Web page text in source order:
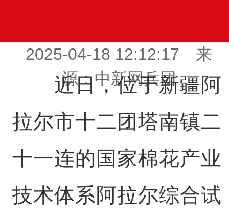
2025-04-18 12:12:17 来
源：中新网兵团
近日，位于新疆阿
拉尔市十二团塔南镇二
十一连的国家棉花产业
技术体系阿拉尔综合试